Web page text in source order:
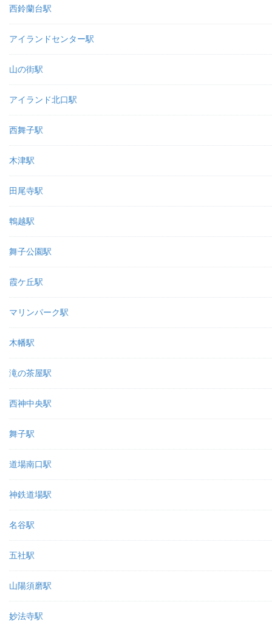
西鈴蘭台駅
アイランドセンター駅
山の街駅
アイランド北口駅
西舞子駅
木津駅
田尾寺駅
鵯越駅
舞子公園駅
霞ケ丘駅
マリンパーク駅
木幡駅
滝の茶屋駅
西神中央駅
舞子駅
道場南口駅
神鉄道場駅
名谷駅
五社駅
山陽須磨駅
妙法寺駅